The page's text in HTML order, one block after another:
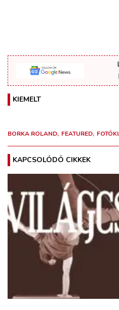
KIEMELT
BORKA ROLAND FEATURED
KAPCSOLÓDÓ CIKKEK